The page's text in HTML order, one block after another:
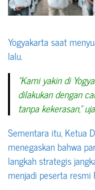
Yogyakarta saat
lalu.
“Kami yakin di
dilakukan dengan
tanpa kekerasan,”
Sementara itu, Ketua
menegaskan bahwa
langkah strategis
menjadi peserta